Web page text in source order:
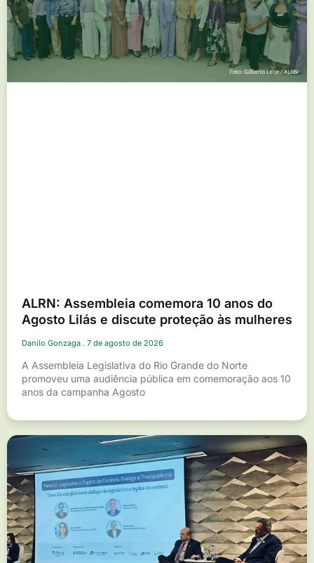
ALRN: Assembleia comemora 10 anos do
Agosto Lilás e discute proteção às mulheres
Danilo Gonzaga 7 de agosto de 2026
A Assembleia Legislativa do Rio Grande do Norte
promoveu uma audiência pública em comemoração aos 10
anos da campanha Agosto